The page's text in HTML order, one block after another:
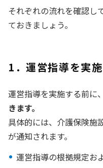
それぞれの流れを確認し
ておきましょう。
1．運営指導を実
運営指導を実施する前に、
きます。
具体的には、介護保険施
が通知されます。
運営指導の根拠規定お